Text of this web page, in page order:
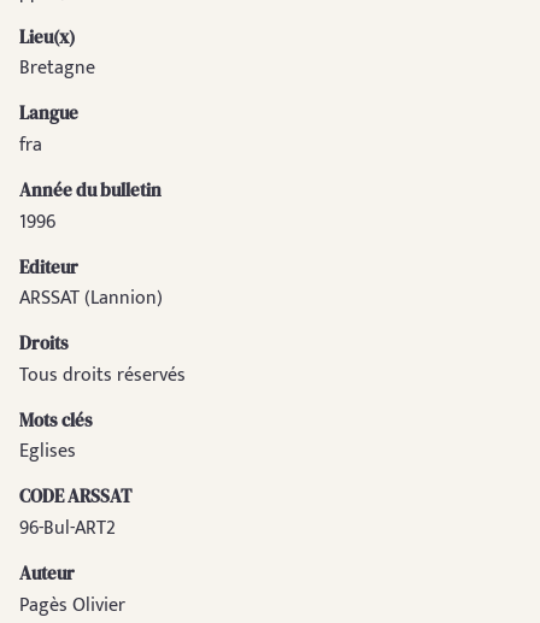
Lieu(x)
Bretagne
Langue
fra
Année du bulletin
1996
Editeur
ARSSAT (Lannion)
Droits
Tous droits réservés
Mots clés
Eglises
CODE ARSSAT
96-Bul-ART2
Auteur
Pagès Olivier